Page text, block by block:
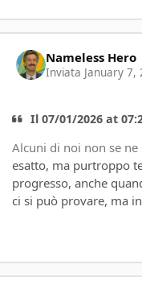
Nameless Hero
Inviata January 7,
Il 07/01/2026 at
Alcuni di noi non se
esatto, ma purtroppo
progresso, anche
ci si può provare, ma